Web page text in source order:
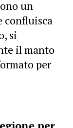
un
confluisca
si
il manto
per